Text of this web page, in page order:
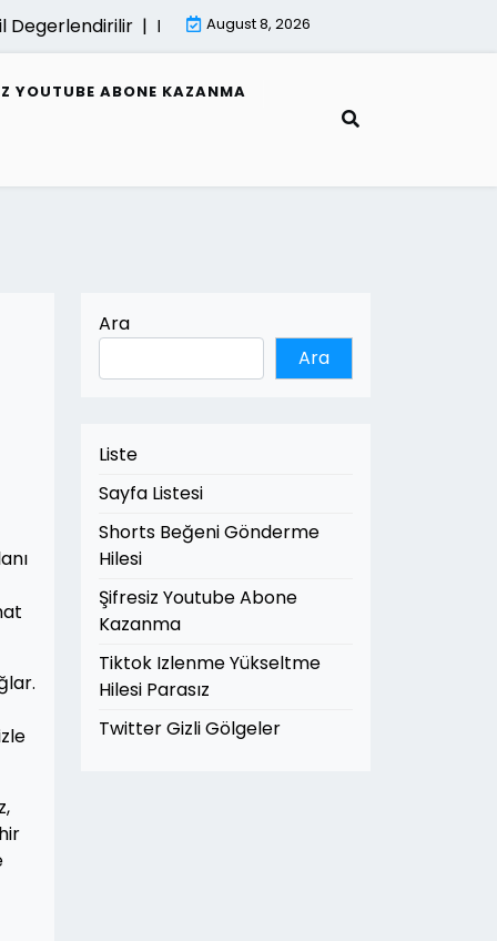
|E Fatura Hata Mesajlari Ve Cozumleri |
August 8, 2026
YOUTUBE ABONE KAZANMA
Ara
Ara
Liste
Sayfa Listesi
Shorts Beğeni Gönderme
Hilesi
Şifresiz Youtube Abone
Kazanma
Tiktok Izlenme Yükseltme
Hilesi Parasız
Twitter Gizli Gölgeler